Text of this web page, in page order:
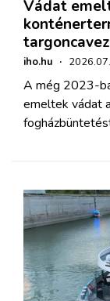
Vádat
iho.hu ·
A még 2023-
emeltek vádat